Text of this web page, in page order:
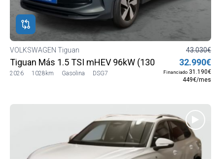
VOLKSWAGEN Tiguan
Tiguan Más 1.5 TSI mHEV 96kW (130 CV) DSG7
2026 1028km Gasolina DSG7
43.030€
32.990€
Financiado 31.190€
449€/mes